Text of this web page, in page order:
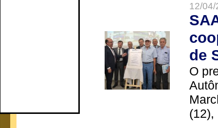
12/
de
O
(12),